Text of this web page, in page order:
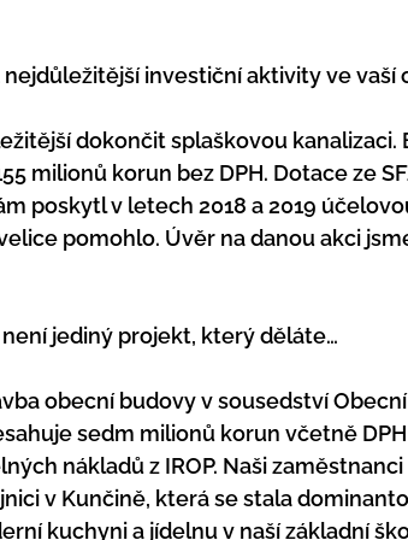
investiční aktivity ve vaší
dokončit splaškovou kanalizaci.
milionů korun bez DPH. Dotace ze
poskytl v letech 2018 a 2019
pomohlo. Úvěr na danou akci
jediný projekt, který děláte…
obecní budovy v sousedství
sedm milionů korun včetně
nákladů z IROP. Naši
v Kunčině, která se stala
kuchyni a jídelnu v naší základní